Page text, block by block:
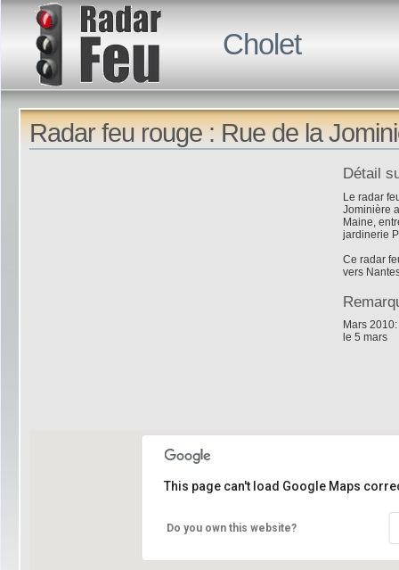
Cholet
Radar feu rouge : Rue de la
Détail
Le radar
Jominière
Maine,
jardinerie
Ce radar
vers
Mars
le 5 mars
This page can't load Google Maps
Do you own this website?